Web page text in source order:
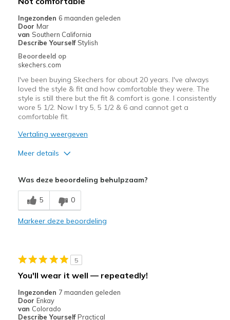
Width
Feels true to width
Sizing
View On Shoes
I'm Into Shoes
Ingezonden 6 maanden geleden
Door Mar
van Southern California
Describe Yourself Stylish
Beoordeeld op
skechers.com
I've been buying Skechers for about 20 years. I've always
loved the style & fit and how comfortable they were. The
style is still there but the fit & comfort is gone. I consistently
wore 5 1/2. Now I try 5, 5 1/2 & 6 and cannot get a
comfortable fit.
Vertaling weergeven
Meer details
Minpunten
Need Break In
Casual Wear
Sizing
Feels half size too big
Was deze beoordeling behulpzaam?
5 0
Markeer deze beoordeling
5
You'll wear it well — repeatedly!
Ingezonden 7 maanden geleden
Door Enkay
van Colorado
Describe Yourself Practical